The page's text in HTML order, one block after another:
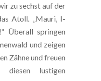
zu sechst auf der
Atoll. „Mauri, I-
Überall springen
und zeigen
Zähne und freuen
diesen lustigen